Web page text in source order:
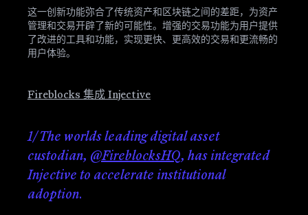
这一创新功能弥合了传统资产和区块链之间的差距，为资产
管理和交易开辟了新的可能性。增强的交易功能为用户提供
了改进的工具和功能，实现更快、更高效的交易和更流畅的
用户体验。
Fireblocks 集成 Injective
1/ The worlds leading digital asset
custodian, @FireblocksHQ, has integrated
Injective to accelerate institutional
adoption.